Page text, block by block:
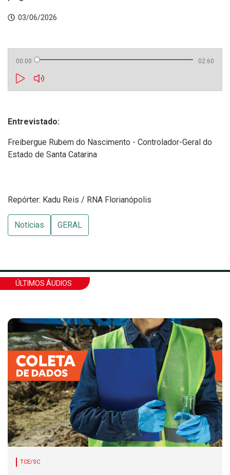
03/06/2026
00:00 02:60
Entrevistado:
Freibergue Rubem do Nascimento - Controlador-Geral do
Estado de Santa Catarina
Repórter: Kadu Reis / RNA Florianópolis
Notícias GERAL
ÚLTIMOS ÁUDIOS
TCE/SC